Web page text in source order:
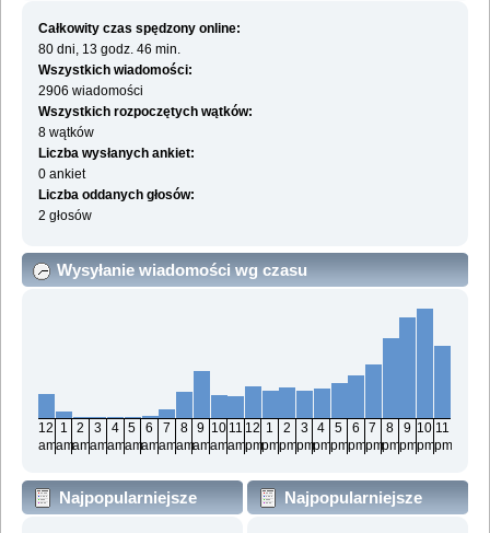
Całkowity czas spędzony online:
80 dni, 13 godz. 46 min.
Wszystkich wiadomości:
2906 wiadomości
Wszystkich rozpoczętych wątków:
8 wątków
Liczba wysłanych ankiet:
0 ankiet
Liczba oddanych głosów:
2 głosów
Wysyłanie wiadomości wg czasu
12
am
1
am
2
am
3
am
4
am
5
am
6
am
7
am
8
am
9
am
10
am
11
am
12
pm
1
pm
2
pm
3
pm
4
pm
5
pm
6
pm
7
pm
8
pm
9
pm
10
pm
11
pm
Najpopularniejsze
Najpopularniejsze